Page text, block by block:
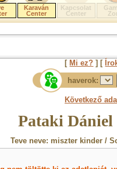
Karaván
Center
Kapcsolat
Center
[ Mi ez? ] [
haverok:
Következő
Pataki
Teve neve: miszter kinder /